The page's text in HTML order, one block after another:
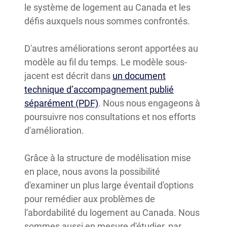
le système de logement au Canada et les
défis auxquels nous sommes confrontés.
D'autres améliorations seront apportées au
modèle au fil du temps. Le modèle sous-
jacent est décrit dans un document
technique d’accompagnement publié
séparément (PDF). Nous nous engageons à
poursuivre nos consultations et nos efforts
d'amélioration.
Grâce à la structure de modélisation mise
en place, nous avons la possibilité
d'examiner un plus large éventail d'options
pour remédier aux problèmes de
l'abordabilité du logement au Canada. Nous